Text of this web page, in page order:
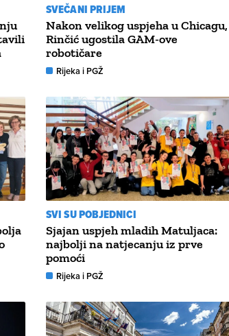
SVEČANI PRIJEM
Nakon velikog uspjeha u Chicagu,
Rinčić ugostila GAM-ove
robotičare
Rijeka i PGŽ
SVI SU POBJEDNICI
Sjajan uspjeh mladih Matuljaca:
najbolji na natjecanju iz prve
pomoći
Rijeka i PGŽ